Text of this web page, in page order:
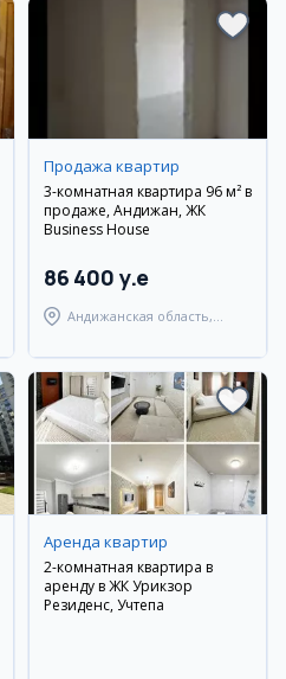
Продажа квартир
3-комнатная квартира 96 м² в
продаже, Андижан, ЖК
Business House
86 400 y.e
Андижанская область,
Аренда квартир
2-комнатная квартира в
аренду в ЖК Урикзор
Резиденс, Учтепа